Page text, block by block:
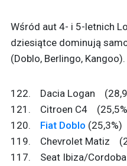
Wśród aut 4- i 5-letnich
dziesiątce dominują
(Doblo, Berlingo, Kangoo).
122. Dacia Logan
121. Citroen C4
120. Fiat Doblo
119. Chevrolet Matiz
117. Seat Ibiza/